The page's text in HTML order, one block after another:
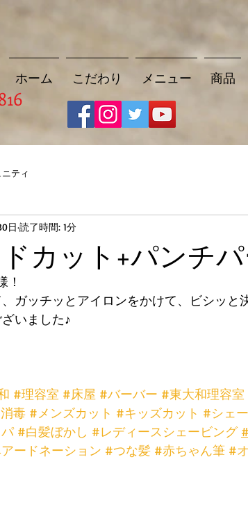
ホーム こだわり メニュー 商品
ティ
ドカット+パンチパ
日 読了時間: 1分
！
ガッチッとアイロンをかけて、ビシッと
いました♪
#理容室 #床屋 #バーバー #東大和理容室
毒 #メンズカット #キッズカット #シェ
#白髪ぼかし #レディースシェービング
ードネーション #つな髪 #赤ちゃん筆 #